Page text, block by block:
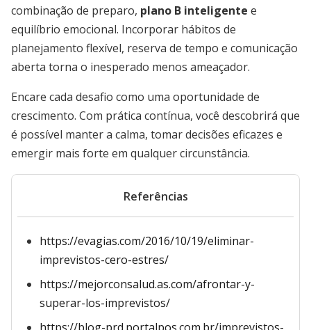
combinação de preparo, plano B inteligente e
equilíbrio emocional. Incorporar hábitos de
planejamento flexível, reserva de tempo e comunicação
aberta torna o inesperado menos ameaçador.
Encare cada desafio como uma oportunidade de
crescimento. Com prática contínua, você descobrirá que
é possível manter a calma, tomar decisões eficazes e
emergir mais forte em qualquer circunstância.
Referências
https://evagias.com/2016/10/19/eliminar-
imprevistos-cero-estres/
https://mejorconsalud.as.com/afrontar-y-
superar-los-imprevistos/